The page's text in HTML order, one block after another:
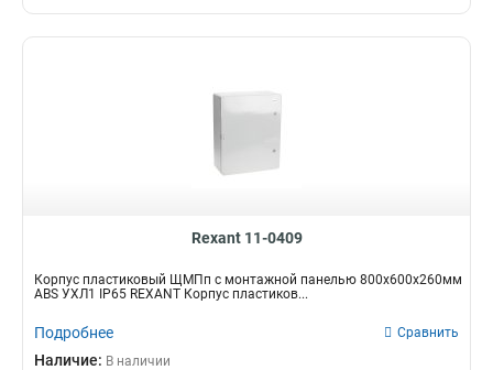
Rexant 11-0409
Корпус пластиковый ЩМПп с монтажной панелью 800х600х260мм
ABS УХЛ1 IP65 REXANT Корпус пластиков...
Подробнее Сравнить
Наличие: В наличии